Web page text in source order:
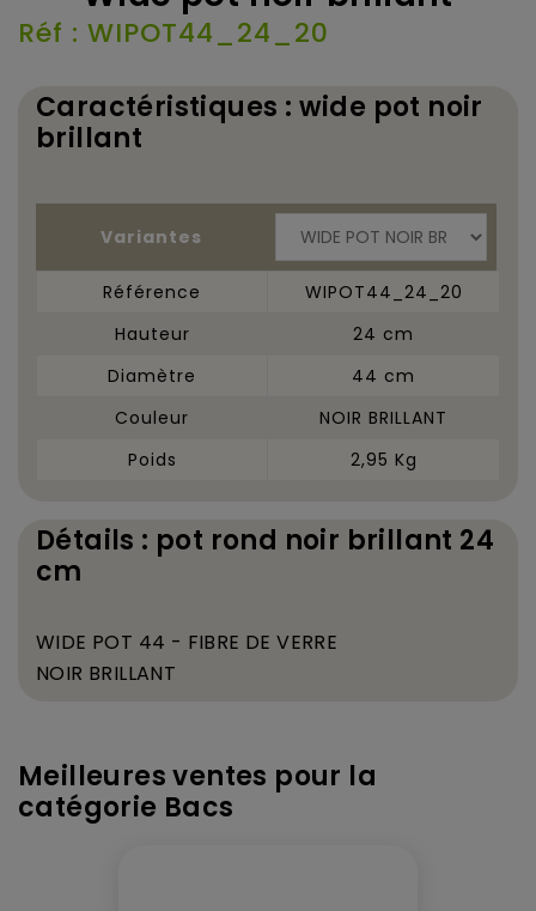
Réf : WIPOT44_24_20
Caractéristiques : wide pot noir
brillant
Variantes
Référence
WIPOT44_24_20
Hauteur
24 cm
Diamètre
44 cm
Couleur
NOIR BRILLANT
Poids
2,95 Kg
Détails : pot rond noir brillant 24
cm
WIDE POT 44 - FIBRE DE VERRE
NOIR BRILLANT
Meilleures ventes pour la
catégorie Bacs